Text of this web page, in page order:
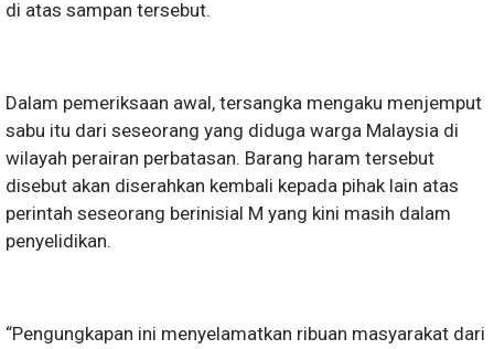
di atas sampan tersebut.
Dalam pemeriksaan awal, tersangka mengaku menjemput
sabu itu dari seseorang yang diduga warga Malaysia di
wilayah perairan perbatasan. Barang haram tersebut
disebut akan diserahkan kembali kepada pihak lain atas
perintah seseorang berinisial M yang kini masih dalam
penyelidikan.
“Pengungkapan ini menyelamatkan ribuan masyarakat dari